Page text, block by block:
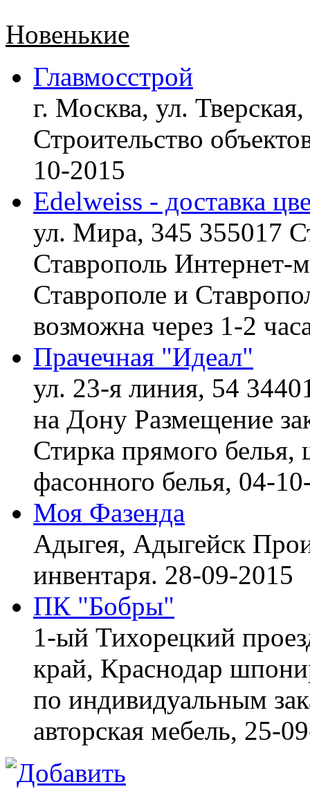
Новенькие
Главмосстрой
г. Москва, ул.
Строительство
10-2015
Edelweiss - доставка
ул. Мира, 345 355017
Ставрополь Интернет-
Ставрополе и
возможна через 1-2
Прачечная "Идеал"
ул. 23-я линия, 54
на Дону Размещение
Стирка прямого
фасонного белья, 04-
Моя Фазенда
Адыгея, Адыгейск
инвентаря. 28-09-2015
ПК "Бобры"
1-ый Тихорецкий
край, Краснодар
по индивидуальным
авторская мебель, 25-